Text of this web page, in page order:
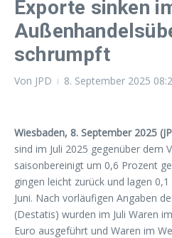
Exporte sinken
schrumpft
Von JPD 8. September 2025
Wiesbaden, 8. September 2025
sind im Juli 2025 gegenüber dem
saisonbereinigt um 0,6 Prozent
gingen leicht zurück und lagen
Juni. Nach vorläufigen Angaben
(Destatis) wurden im Juli Waren
Euro ausgeführt und Waren im